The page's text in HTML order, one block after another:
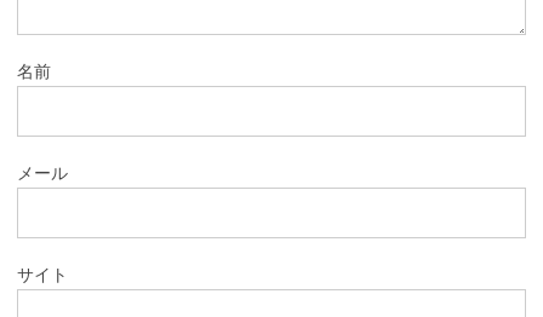
名前
メール
サイト